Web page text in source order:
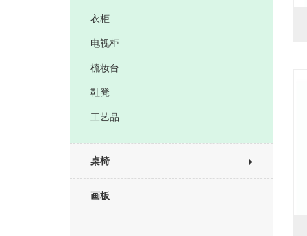
衣柜
电视柜
梳妆台
鞋凳
工艺品
桌椅
画板